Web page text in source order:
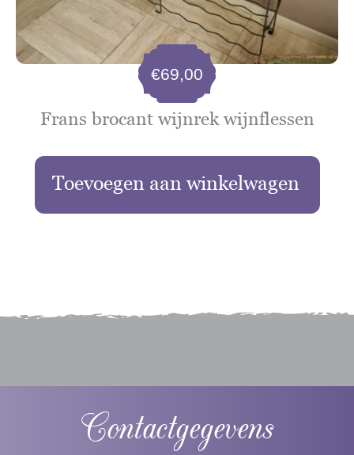
Frans brocant wijnrek wijnflessen
€69,00
Toevoegen aan winkelwagen
Contactgegevens